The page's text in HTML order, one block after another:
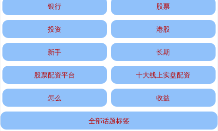
国债指数 229.80 +0.05%
期指IC0 7881.40 +26.20 +0.33%
银行 股票
投资 港股
新手 长期
股票配资平台 十大线上实盘配资
怎么 收益
全部话题标签